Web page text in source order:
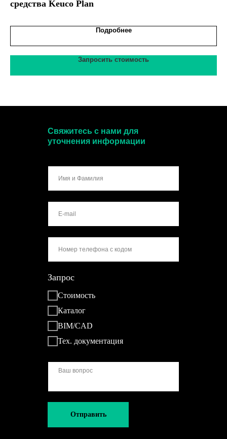
средства Keuco Plan
Подробнее
Запросить стоимость
Запрос
Стоимость
Каталог
BIM/CAD
Тех. документация
Отправить
Свяжитесь с нами для
уточнения информации